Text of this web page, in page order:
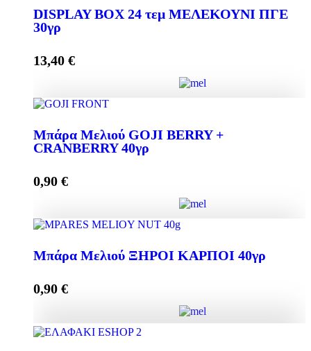
DISPLAY BOX 24 τεμ. ΜΕΛΕΚΟΥΝΙ ΠΓΕ 60γρ
ποσότητα
DISPLAY BOX 24 τεμ ΜΕΛΕΚΟΥΝΙ ΠΓΕ
30γρ
13,40 €
DISPLAY BOX 24 τεμ ΜΕΛΕΚΟΥΝΙ ΠΓΕ 30γρ
ποσότητα
Mπάρα Μελιού GOJI BERRY +
CRANBERRY 40γρ
0,90 €
Mπάρα Μελιού GOJI BERRY + CRANBERRY 40γρ
ποσότητα
Προσθήκη στο καλάθι
Μπάρα Μελιού ΞΗΡΟΙ ΚΑΡΠΟΙ 40γρ
0,90 €